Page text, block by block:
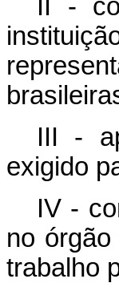
II -
III -
exigido
IV -
no
trabalho